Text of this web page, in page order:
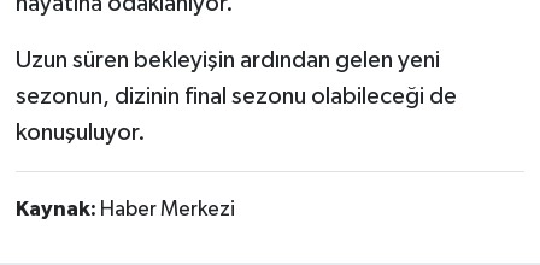
Uzun süren bekleyişin ardından gelen yeni
sezonun, dizinin final sezonu olabileceği de
konuşuluyor.
Kaynak: Haber Merkezi